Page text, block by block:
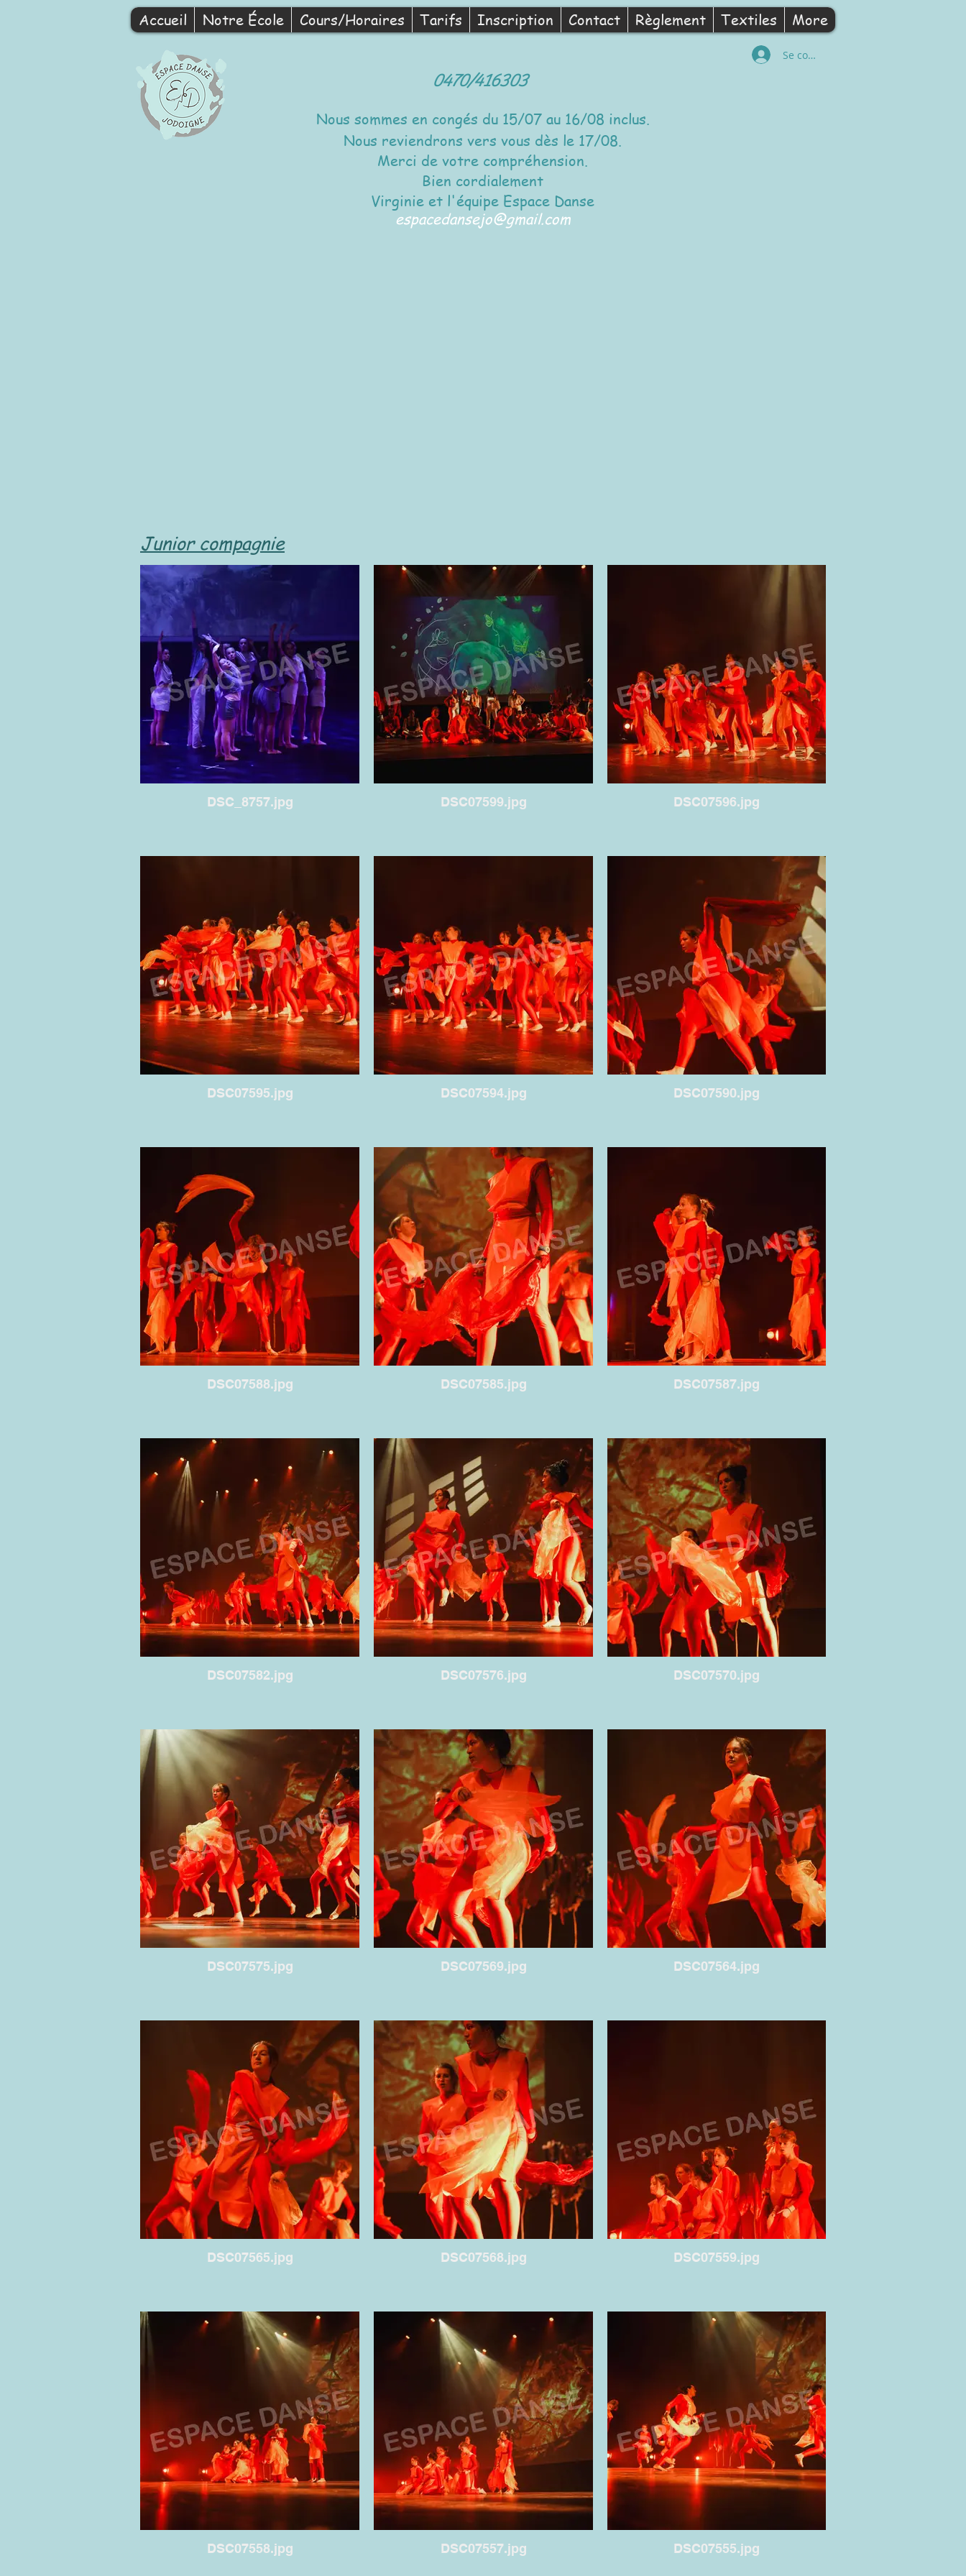
Accueil Notre École Cours/Horaires Tarifs Inscription Contact Règlement Textiles More
0470/416303
Nous sommes en congés du 15/07 au 16/08 inclus.
Nous reviendrons vers vous dès le 17/08.
Merci de votre compréhension.
Bien cordialement
Virginie et l'équipe Espace Danse
espacedansejo@gmail.com
Se connecter
Junior compagnie
DSC_8757.jpg DSC07599.jpg DSC07596.jpg
DSC07595.jpg DSC07594.jpg DSC07590.jpg
DSC07588.jpg DSC07585.jpg DSC07587.jpg
DSC07582.jpg DSC07576.jpg DSC07570.jpg
DSC07575.jpg DSC07569.jpg DSC07564.jpg
DSC07565.jpg DSC07568.jpg DSC07559.jpg
DSC07558.jpg DSC07557.jpg DSC07555.jpg